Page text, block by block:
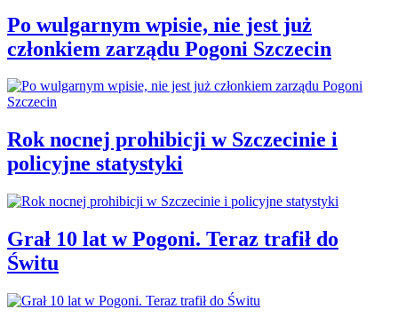
Po wulgarnym wpisie, nie jest już
członkiem zarządu Pogoni Szczecin
Rok nocnej prohibicji w Szczecinie i
policyjne statystyki
Grał 10 lat w Pogoni. Teraz trafił do
Świtu